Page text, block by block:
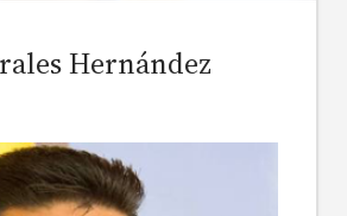
Hernández